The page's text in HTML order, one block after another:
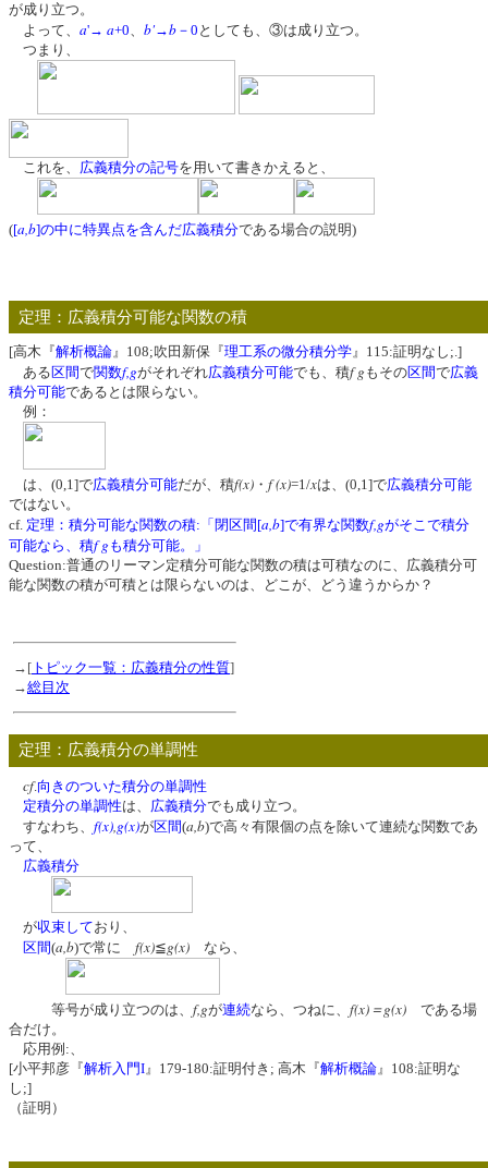
が成り立つ。
よって、 a'→ a+0、 b'→b －0 としても、③は成り立つ。
つまり、
これを、 広義積分の記号を用いて書きかえると、
([a,b]の中に特異点を含んだ広義積分である場合の説明)
定理：広義積分可能な関数の積
[高木『解析概論 』108;吹田新保『理工系の微分積分学 』115:証明なし;.]
ある区間で関数f,gがそれぞれ広義積分可能でも、積f gもその区間で広義
積分可能であるとは限らない。
例：
は、(0,1]で広義積分可能だが、積f(x) ・ f (x)=1/xは、(0,1]で広義積分可能
ではない。
cf. 定理：積分可能な関数の積:「閉区間[a,b]で有界な関数f,gがそこで積分
可能なら、積f gも積分可能。」
Question:普通のリーマン定積分可能な関数の積は可積なのに、広義積分可
能な関数の積が可積とは限らないのは、どこが、どう違うからか？
→[ トピック一覧：広義積分の性質]
→総目次
定理：広義積分の単調性
cf.向きのついた積分の単調性
定積分の単調性は、 広義積分でも成り立つ。
すなわち、 f(x) g(x)が区間(a,b)で高々有限個の点を除いて連続な関数であ
って、
広義積分
が収束しており、
区間(a,b)で常に f(x)≦g(x) なら、
等号が成り立つのは、 f,gが連続なら、つねに、 f(x)＝g(x) である場
合だけ。
応用例:、
[小平邦彦『解析入門I 』179-180:証明付き; 高木『解析概論 』108:証明な
し;]
（証明）